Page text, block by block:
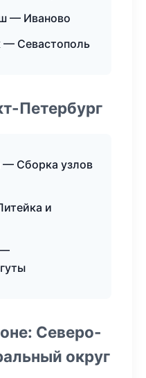
— Иваново
Севастополь
Петербург
Сборка узлов
и
—
Северо-
округ